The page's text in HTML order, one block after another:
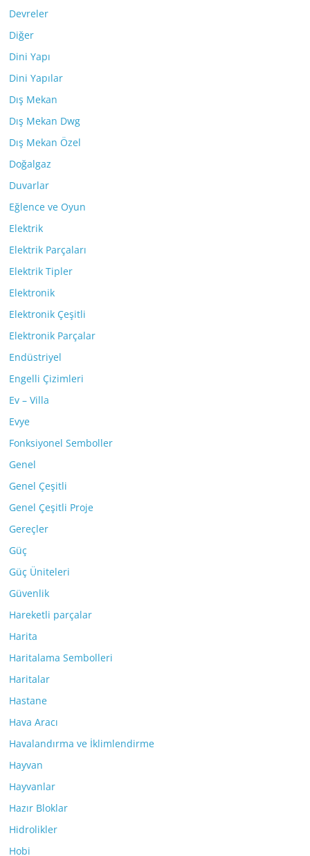
Devreler
Diğer
Dini Yapı
Dini Yapılar
Dış Mekan
Dış Mekan Dwg
Dış Mekan Özel
Doğalgaz
Duvarlar
Eğlence ve Oyun
Elektrik
Elektrik Parçaları
Elektrik Tipler
Elektronik
Elektronik Çeşitli
Elektronik Parçalar
Endüstriyel
Engelli Çizimleri
Ev – Villa
Evye
Fonksiyonel Semboller
Genel
Genel Çeşitli
Genel Çeşitli Proje
Gereçler
Güç
Güç Üniteleri
Güvenlik
Hareketli parçalar
Harita
Haritalama Sembolleri
Haritalar
Hastane
Hava Aracı
Havalandırma ve İklimlendirme
Hayvan
Hayvanlar
Hazır Bloklar
Hidrolikler
Hobi